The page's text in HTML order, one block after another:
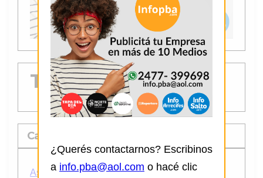
¿Querés contactarnos? Escribinos
a info.pba@aol.com o hacé clic
Tendencia
Categorias
Ascenso